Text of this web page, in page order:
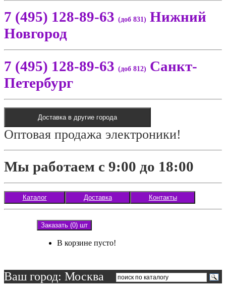
7 (495) 128-89-63 (доб 831) Нижний
Новгород
7 (495) 128-89-63 (доб 812) Санкт-
Петербург
Доставка в другие города
Оптовая продажа электроники!
Мы работаем с 9:00 до 18:00
Каталог Доставка Контакты
Заказать (0) шт
В корзине пусто!
Ваш город: Москва